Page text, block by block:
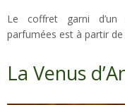
Le coffret garni
parfumées est à partir de
La Venus